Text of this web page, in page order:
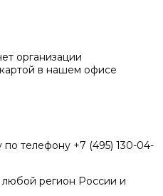
организации
в нашем офисе
по телефону +7 (495) 130-04-
любой регион России и